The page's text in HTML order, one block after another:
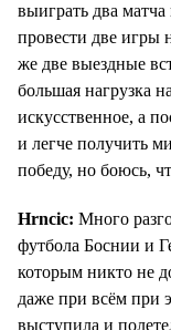
выиграть два
провести две игры
же две выездные
большая нагрузка
искусственное, а
и легче получить
победу, но боюсь,
Hrncic: Много
футбола Боснии и
которым никто не
даже при всём при
выступила и